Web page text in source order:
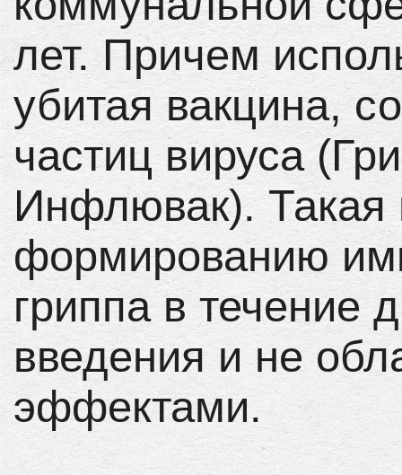
лет. Причем
убитая вакцина,
частиц вируса
Инфлювак). Такая
формированию
гриппа в течение
введения и не
эффектами.